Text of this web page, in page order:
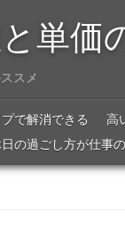
単価
スメ
で解消できる
高
の過ごし方が仕事